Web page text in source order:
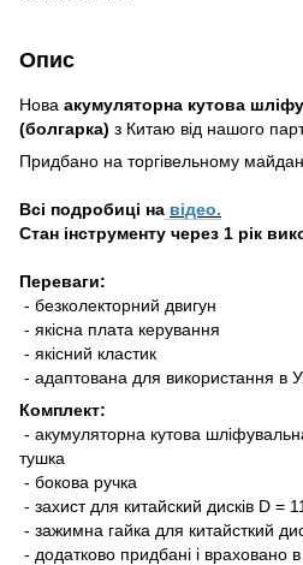
Опис
Нова акумуляторна кутова
(болгарка) з Китаю від нашого
Придбано на торгівельному
Всі подробиці на відео.
Стан інструменту через 1 рік
Переваги:
- безколекторний двигун
- якісна плата керування
- якісний кластик
- адаптована для використання в
Комплект:
- акумуляторна кутова
тушка
- бокова ручка
- захист для китайский дисків D =
- зажимна гайка для китайсткий
- додатково придбані і враховано в